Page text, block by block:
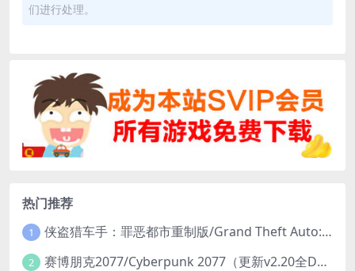
们进行处理。
热门推荐
1 侠盗猎车手：罪恶都市重制版/Grand Theft Auto: Vice City – The Definitive Edition
2 赛博朋克2077/Cyberpunk 2077（更新v2.20全DLC）